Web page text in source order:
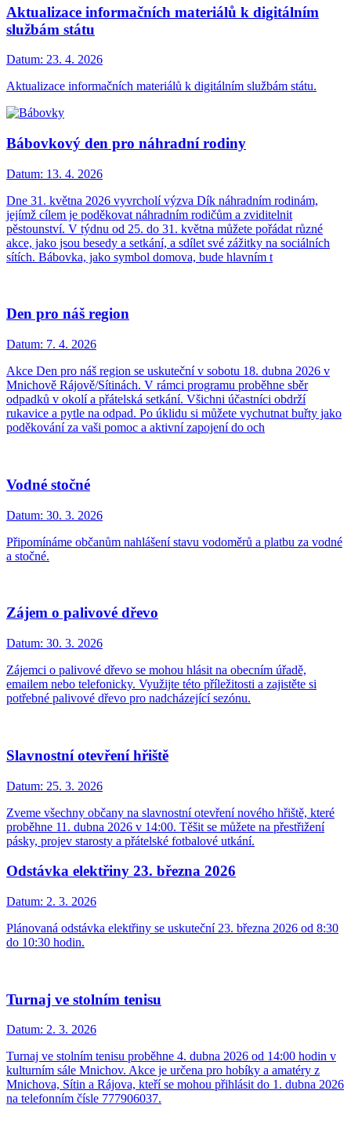
Aktualizace informačních materiálů k digitálním
službám státu
Datum: 23. 4. 2026
Aktualizace informačních materiálů k digitálním službám státu.
Bábovkový den pro náhradní rodiny
Datum: 13. 4. 2026
Dne 31. května 2026 vyvrcholí výzva Dík náhradním rodinám,
jejímž cílem je poděkovat náhradním rodičům a zviditelnit
pěstounství. V týdnu od 25. do 31. května můžete pořádat různé
akce, jako jsou besedy a setkání, a sdílet své zážitky na sociálních
sítích. Bábovka, jako symbol domova, bude hlavním t
Den pro náš region
Datum: 7. 4. 2026
Akce Den pro náš region se uskuteční v sobotu 18. dubna 2026 v
Mnichově Rájově/Sítinách. V rámci programu proběhne sběr
odpadků v okolí a přátelská setkání. Všichni účastníci obdrží
rukavice a pytle na odpad. Po úklidu si můžete vychutnat buřty jako
poděkování za vaši pomoc a aktivní zapojení do och
Vodné stočné
Datum: 30. 3. 2026
Připomínáme občanům nahlášení stavu vodoměrů a platbu za vodné
a stočné.
Zájem o palivové dřevo
Datum: 30. 3. 2026
Zájemci o palivové dřevo se mohou hlásit na obecním úřadě,
emailem nebo telefonicky. Využijte této příležitosti a zajistěte si
potřebné palivové dřevo pro nadcházející sezónu.
Slavnostní otevření hřiště
Datum: 25. 3. 2026
Zveme všechny občany na slavnostní otevření nového hřiště, které
proběhne 11. dubna 2026 v 14:00. Těšit se můžete na přestřižení
pásky, projev starosty a přátelské fotbalové utkání.
Odstávka elektřiny 23. března 2026
Datum: 2. 3. 2026
Plánovaná odstávka elektřiny se uskuteční 23. března 2026 od 8:30
do 10:30 hodin.
Turnaj ve stolním tenisu
Datum: 2. 3. 2026
Turnaj ve stolním tenisu proběhne 4. dubna 2026 od 14:00 hodin v
kulturním sále Mnichov. Akce je určena pro hobíky a amatéry z
Mnichova, Sítin a Rájova, kteří se mohou přihlásit do 1. dubna 2026
na telefonním čísle 777906037.